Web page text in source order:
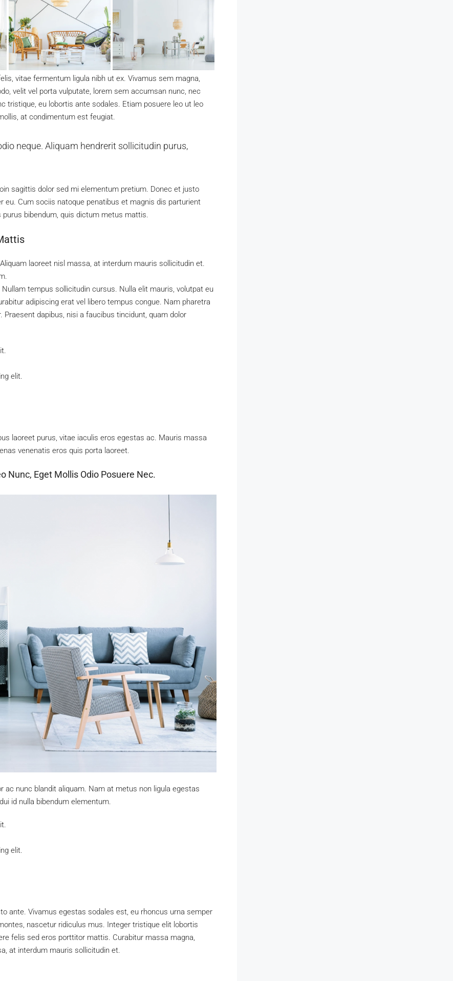
vitae fermentum ligula nibh ut ex. Vivamus sem magna,
velit vel porta vulputate, lorem sem accumsan nunc, nec
tristique, eu lobortis ante sodales. Etiam posuere leo ut leo
at condimentum est feugiat.
neque. Aliquam hendrerit sollicitudin purus,
sagittis dolor sed mi elementum pretium. Donec et justo
Cum sociis natoque penatibus et magnis dis parturient
bibendum, quis dictum metus mattis.
laoreet nisl massa, at interdum mauris sollicitudin et.
tempus sollicitudin cursus. Nulla elit mauris, volutpat eu
adipiscing erat vel libero tempus congue. Nam pharetra
dapibus, nisi a faucibus tincidunt, quam dolor
elit.
laoreet purus, vitae iaculis eros egestas ac. Mauris massa
venenatis eros quis porta laoreet.
Nunc, Eget Mollis Odio Posuere Nec.
ac nunc blandit aliquam. Nam at metus non ligula egestas
id nulla bibendum elementum.
elit.
ante. Vivamus egestas sodales est, eu rhoncus urna semper
nascetur ridiculus mus. Integer tristique elit lobortis
felis sed eros porttitor mattis. Curabitur massa magna,
at interdum mauris sollicitudin et.